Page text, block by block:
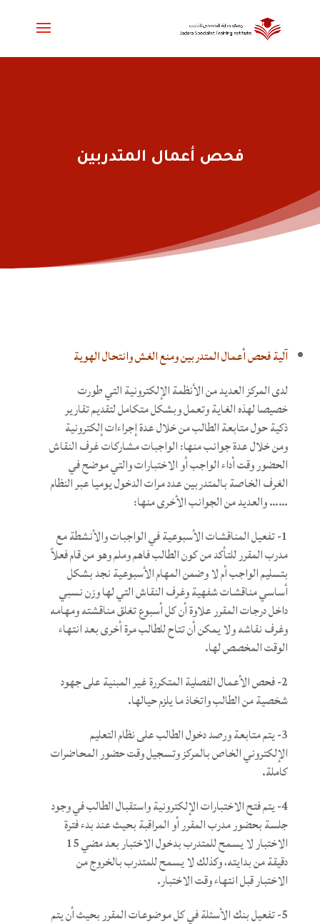
فحص أعمال المتدربين
آلية فحص أعمال المتدربين ومنع الغش وانتحال الهوية
لدى المركز العديد من الأنظمة الإلكترونية التي طورت
خصيصا لهذه الغاية وتعمل وبشكل متكامل لتقديم تقارير
ذكية حول متابعة الطالب من خلال عدة إجراءات إلكترونية
ومن خلال عدة جوانب منها: الواجبات مشاركات غرف النقاش
الحضور وقت أداء الواجب أو الاختبارات والتي موضح في
الغرف الخاصة بالمتدربين عدد مرات الدخول يوميا عبر النظام
…… والعديد من الجوانب الأخرى منها:
1- تفعيل المناقشات الأسبوعية في الواجبات والأنشطة مع
مدرب المقرر للتأكد من كون الطالب فاهم وملم وهو من قام فعلاً
بتسليم الواجب أم لا وضمن المهام الأسبوعية نجد بشكل
أساسي مناقشات شفهية وغرف النقاش التي لها وزن نسبي
داخل درجات المقرر علاوة أن كل أسبوع تغلق مناقشته ومهامه
وغرف نقاشه ولا يمكن أن تتاح للطالب مرة أخرى بعد انتهاء
الوقت المخصص لها.
2- فحص الأعمال الفصلية المتكررة غير المبنية على جهود
شخصية من الطالب واتخاذ ما يلزم حيالها.
3- يتم متابعة ورصد دخول الطالب على نظام التعليم
الإلكتروني الخاص بالمركز وتسجيل وقت حضور المحاضرات
كاملة.
4- يتم فتح الاختبارات الإلكترونية واستقبال الطالب في وجود
جلسة بحضور مدرب المقرر أو المراقبة بحيث عند بدء فترة
الاختبار لا يسمح للمتدرب بدخول الاختبار بعد مضي 15
دقيقة من بدايته، وكذلك لا يسمح للمتدرب بالخروج من
الاختبار قبل انتهاء وقت الاختبار.
5- تفعيل بنك الأسئلة في كل موضوعات المقرر بحيث أن يتم